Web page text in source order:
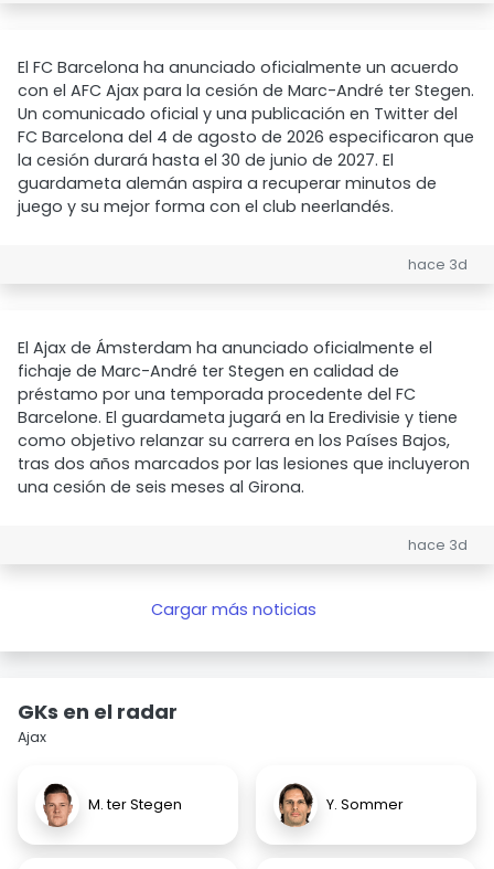
El FC Barcelona ha anunciado oficialmente un acuerdo
con el AFC Ajax para la cesión de Marc-André ter Stegen.
Un comunicado oficial y una publicación en Twitter del
FC Barcelona del 4 de agosto de 2026 especificaron que
la cesión durará hasta el 30 de junio de 2027. El
guardameta alemán aspira a recuperar minutos de
juego y su mejor forma con el club neerlandés.
hace 3d
El Ajax de Ámsterdam ha anunciado oficialmente el
fichaje de Marc-André ter Stegen en calidad de
préstamo por una temporada procedente del FC
Barcelone. El guardameta jugará en la Eredivisie y tiene
como objetivo relanzar su carrera en los Países Bajos,
tras dos años marcados por las lesiones que incluyeron
una cesión de seis meses al Girona.
hace 3d
Cargar más noticias
GKs en el radar
Ajax
M. ter Stegen Y. Sommer